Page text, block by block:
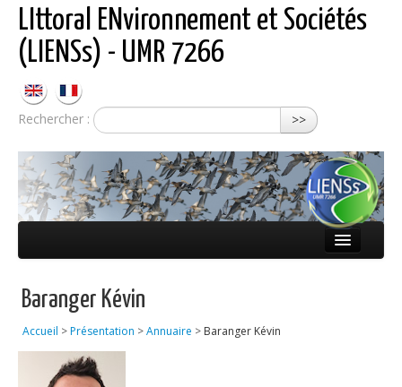
LIttoral ENvironnement et Sociétés
(LIENSs) - UMR 7266
Rechercher : >>
Équipes
Publications
Baranger Kévin
Accueil >Présentation >Annuaire > Baranger Kévin